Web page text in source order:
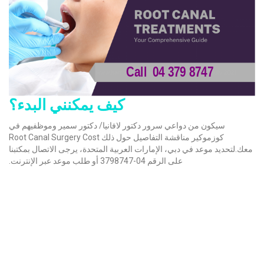
كيف يمكنني البدء؟
سيكون من دواعي سرور دكتور لافانيا/ دكتور سمير وموظفيهم في
كوزموكير مناقشة التفاصيل حول ذلك Root Canal Surgery Cost
معك.لتحديد موعد في دبي، الإمارات العربية المتحدة، يرجى الاتصال بمكتبنا
على الرقم 04-3798747 أو طلب موعد عبر الإنترنت.